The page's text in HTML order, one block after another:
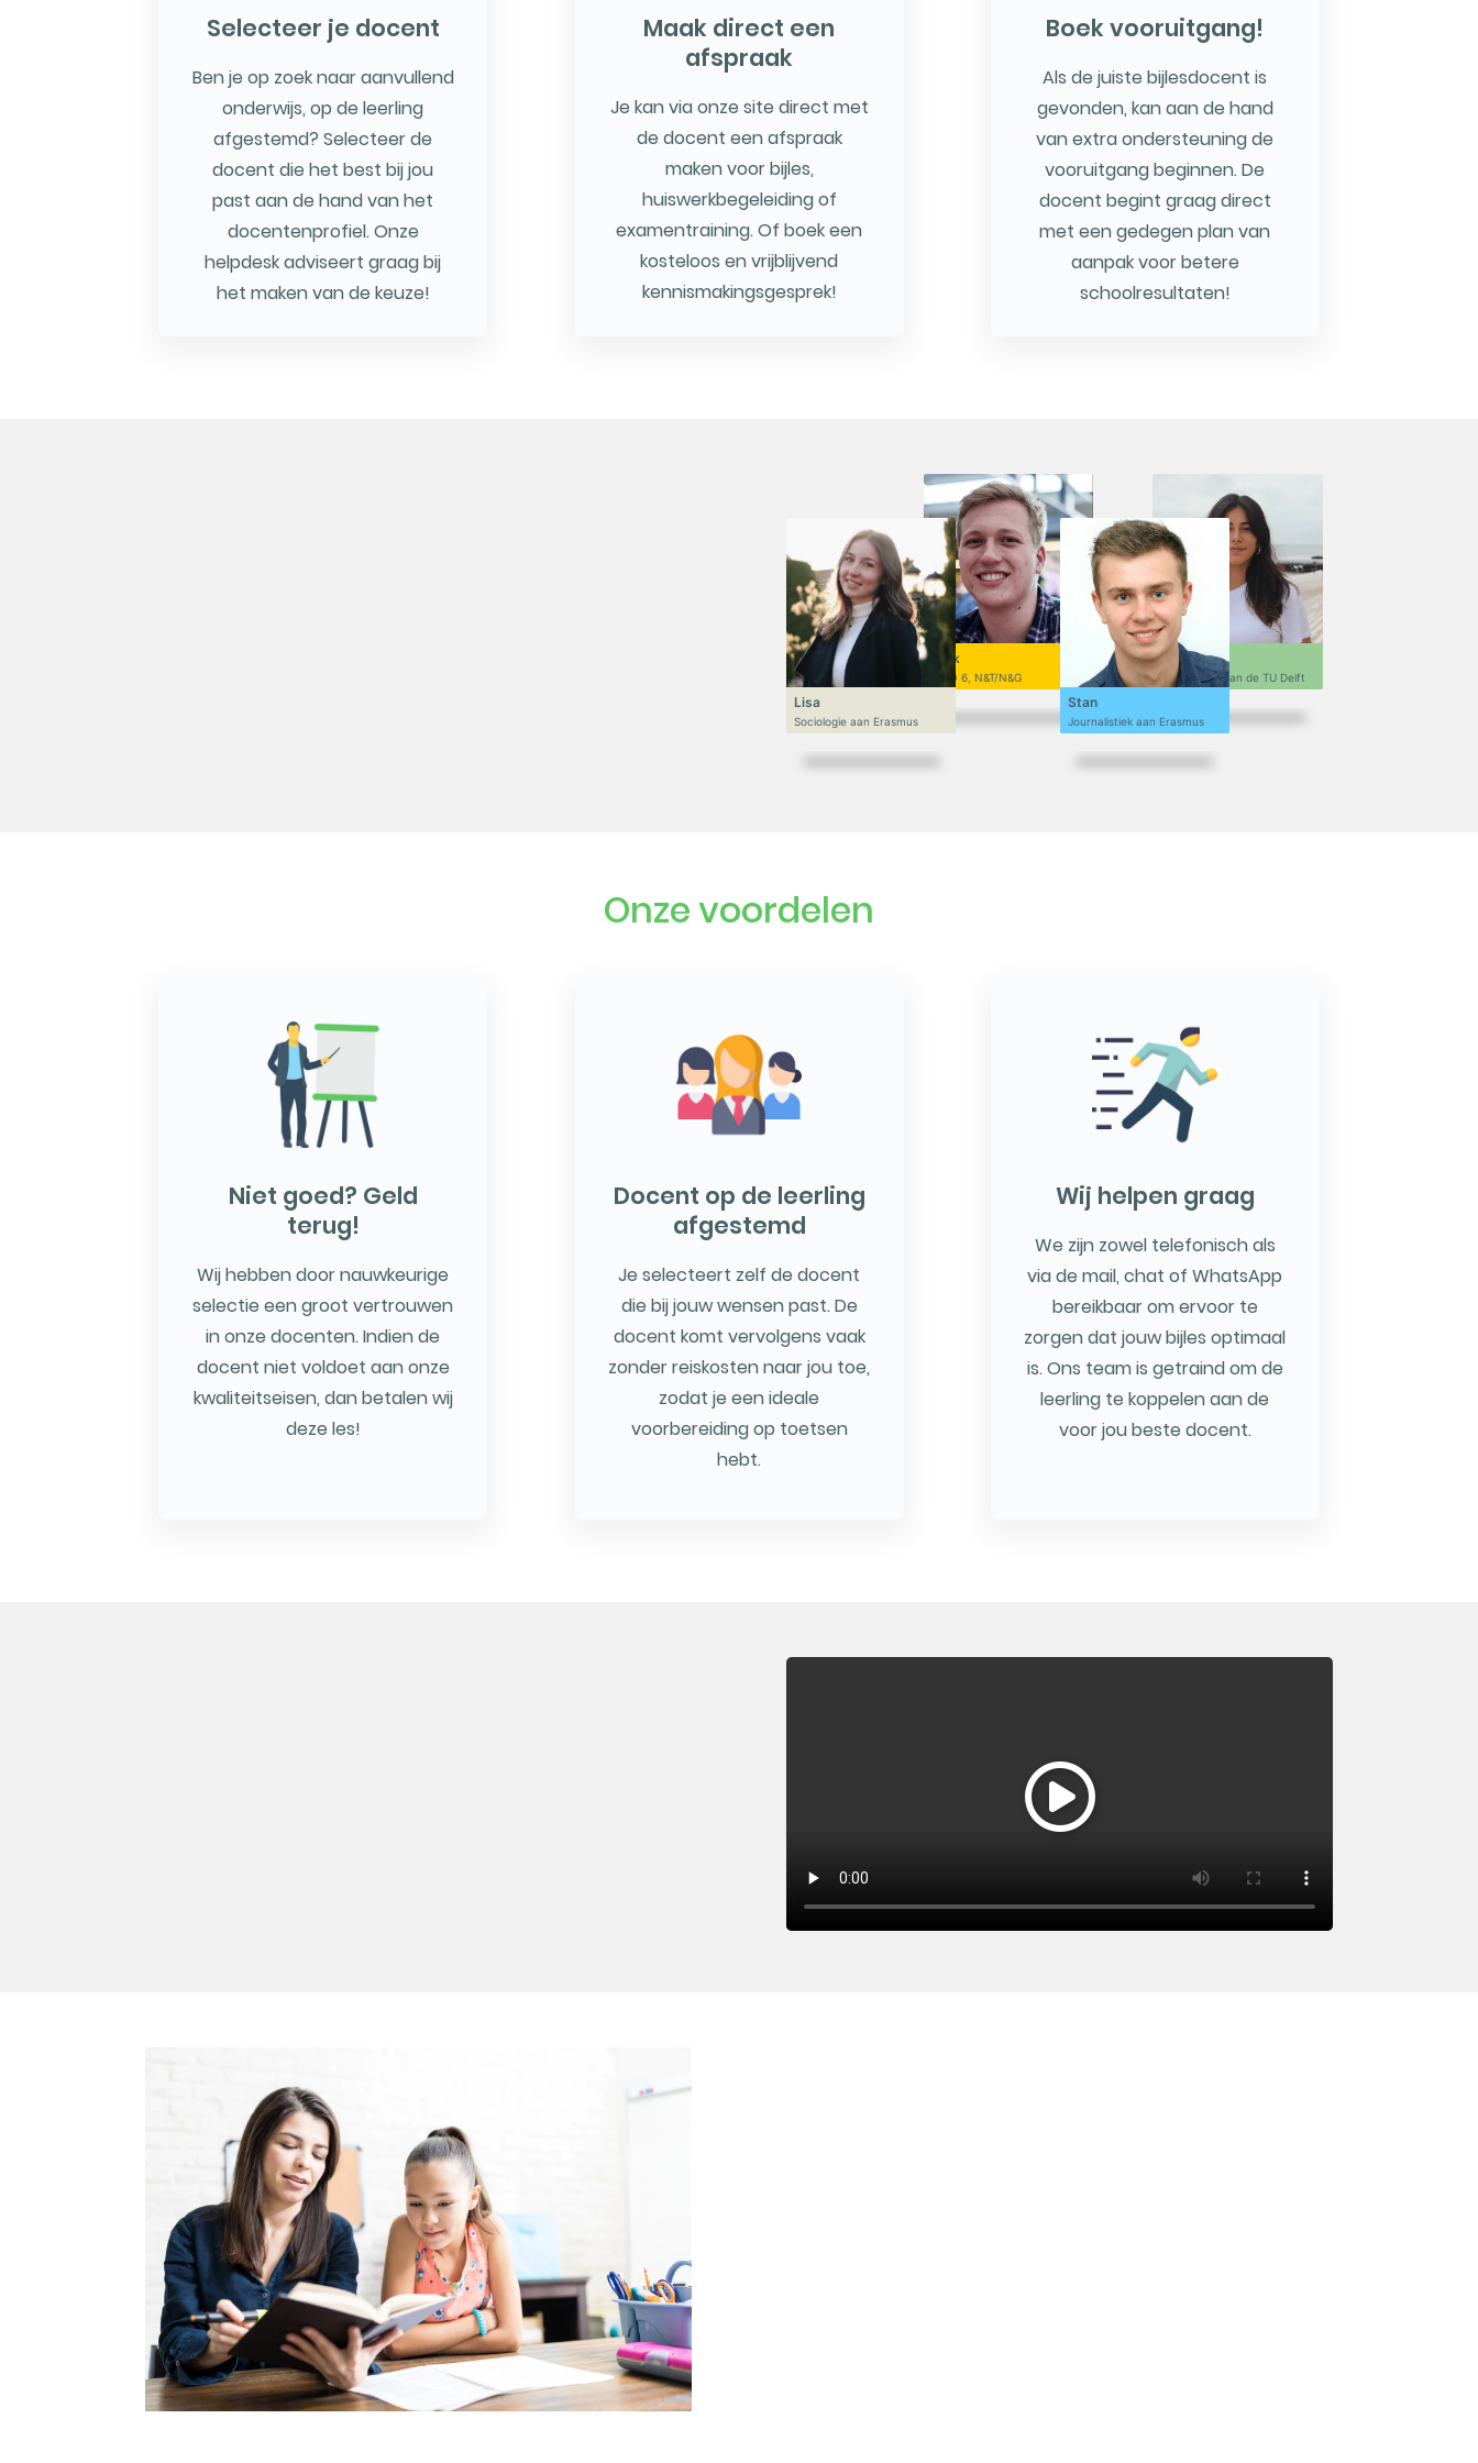
Selecteer je docent
Ben je op zoek naar aanvullend
onderwijs, op de leerling
afgestemd? Selecteer de
docent die het best bij jou
past aan de hand van het
docentenprofiel. Onze
helpdesk adviseert graag bij
het maken van de keuze!
Maak direct een
afspraak
Je kan via onze site direct met
de docent een afspraak
maken voor bijles,
huiswerkbegeleiding of
examentraining. Of boek een
kosteloos en vrijblijvend
kennismakingsgesprek!
Boek vooruitgang!
Als de juiste bijlesdocent is
gevonden, kan aan de hand
van extra ondersteuning de
vooruitgang beginnen. De
docent begint graag direct
met een gedegen plan van
aanpak voor betere
schoolresultaten!
Niek
VWO 6, N&T/N&G
Lisa
Sociologie aan Erasmus
Sofi
Ontwerpen aan de TU Delft
Stan
Journalistiek aan Erasmus
Onze voordelen
Niet goed? Geld
terug!
Wij hebben door nauwkeurige
selectie een groot vertrouwen
in onze docenten. Indien de
docent niet voldoet aan onze
kwaliteitseisen, dan betalen wij
deze les!
Docent op de leerling
afgestemd
Je selecteert zelf de docent
die bij jouw wensen past. De
docent komt vervolgens vaak
zonder reiskosten naar jou toe,
zodat je een ideale
voorbereiding op toetsen
hebt.
Wij helpen graag
We zijn zowel telefonisch als
via de mail, chat of WhatsApp
bereikbaar om ervoor te
zorgen dat jouw bijles optimaal
is. Ons team is getraind om de
leerling te koppelen aan de
voor jou beste docent.